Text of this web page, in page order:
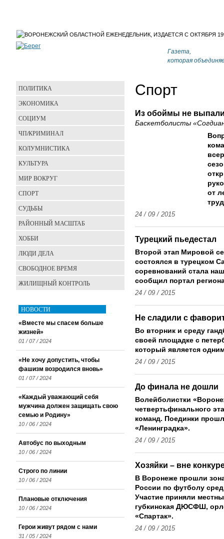
Газета,
которая
Спорт
Из обоймы не
Баскетболисты
от
24 / 09 / 2015
Турецкий пьедестал
Второй этап Мировой
состоялся в турецком
соревнований стала
сообщил портал
24 / 09 / 2015
Не сладили с
Во вторник и среду
своей площадке с
который является
24 / 09 / 2015
До финала не дошли
Волейболистки
четвертьфинального
команд. Поединки
«Ленинградка».
24 / 09 / 2015
Хозяйки – вне
В Воронеже прошли
России по футболу
Участие приняли
губкинская ДЮСФШ,
«Спартак».
24 / 09 / 2015
ПОЛИТИКА
ЭКОНОМИКА
СОЦИУМ
ЧП/КРИМИНАЛ
КОЛУМНИСТИКА
КУЛЬТУРА
МИР ВОКРУГ
СПОРТ
СУДЬБЫ
РАЙОННЫЙ МАСШТАБ
ХОББИ
ЛЮДИ ДЕЛА
СВОБОДНОЕ ВРЕМЯ
ЖИЛИЩНЫЙ КОНТРОЛЬ
НОВОСТИ
«Вместе мы спасем больше
жизней»
01 / 07 / 2024
«Не хочу допустить, чтобы
фашизм возродился вновь»
01 / 07 / 2024
«Каждый уважающий себя
мужчина должен защищать свою
семью и Родину»
10 / 06 / 2024
Автобус по выходным
10 / 06 / 2024
Строго по линии
10 / 06 / 2024
Плановые отключения
10 / 06 / 2024
Герои живут рядом с нами
31 / 05 / 2024